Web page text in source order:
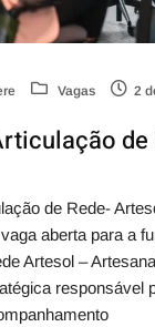
Vagas 2
de
de Rede-
aberta para a
Artesol –
responsável